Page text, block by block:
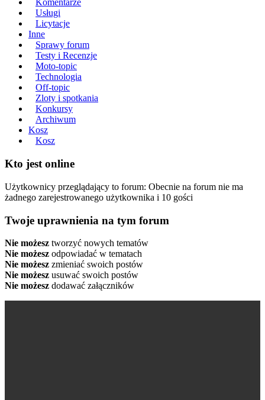
Komentarze
Usługi
Licytacje
Inne
Sprawy forum
Testy i Recenzje
Moto-topic
Technologia
Off-topic
Zloty i spotkania
Konkursy
Archiwum
Kosz
Kosz
Kto jest online
Użytkownicy przeglądający to forum: Obecnie na forum nie ma
żadnego zarejestrowanego użytkownika i 10 gości
Twoje uprawnienia na tym forum
Nie możesz tworzyć nowych tematów
Nie możesz odpowiadać w tematach
Nie możesz zmieniać swoich postów
Nie możesz usuwać swoich postów
Nie możesz dodawać załączników